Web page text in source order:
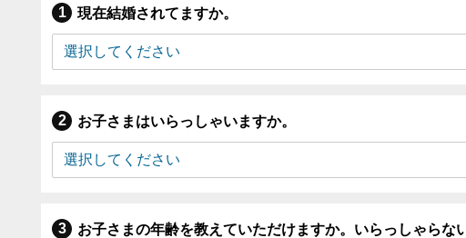
現在結婚されてますか。
お子さまはいらっしゃいますか。
お子さまの年齢を教えていただけますか。いらっしゃらな